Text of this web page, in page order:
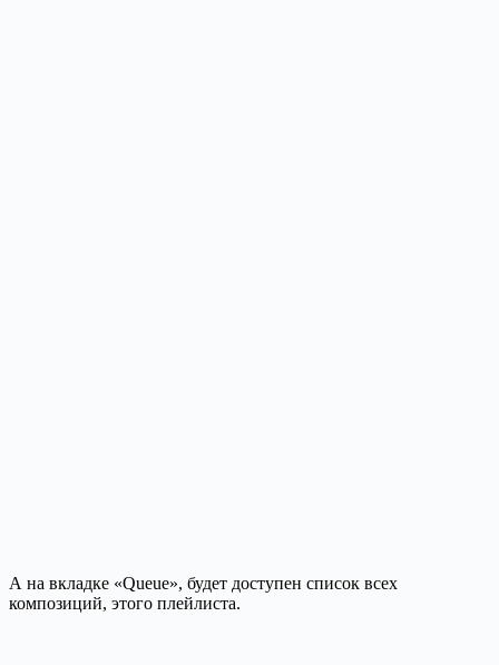
А на вкладке «Queue», будет доступен список всех
композиций, этого плейлиста.